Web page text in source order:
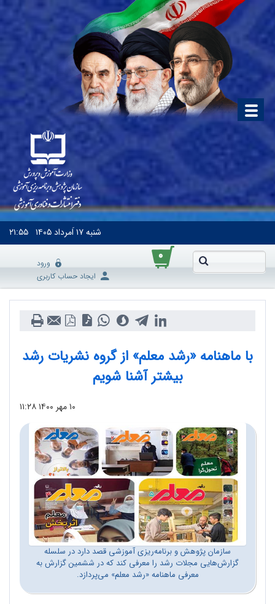
شنبه۱۷ اَمرداد ۱۴۰۵ ۲۱:۵۵
۰
ورود
ایجاد حساب کاربری
با ماهنامه «رشد معلم» از گروه نشریات رشد
بیشتر آشنا شویم
۱۰ مهر ۱۴۰۰ ۱۱:۲۸
سازمان پژوهش و برنامه‌ریزی آموزشی قصد دارد در سلسله
گزارش‌هایی مجلات رشد را معرفی کند که در ششمین گزارش به
معرفی ماهنامه «رشد معلم» می‌پردازد.